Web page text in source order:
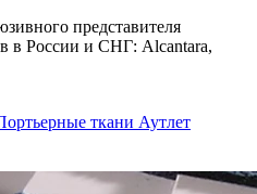
представителя
в России и СНГ: Alcantara,
ткани Аутлет